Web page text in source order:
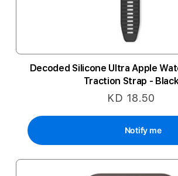
Decoded Silicone Ultra Apple
Traction Strap -
KD 18.50
Notify me